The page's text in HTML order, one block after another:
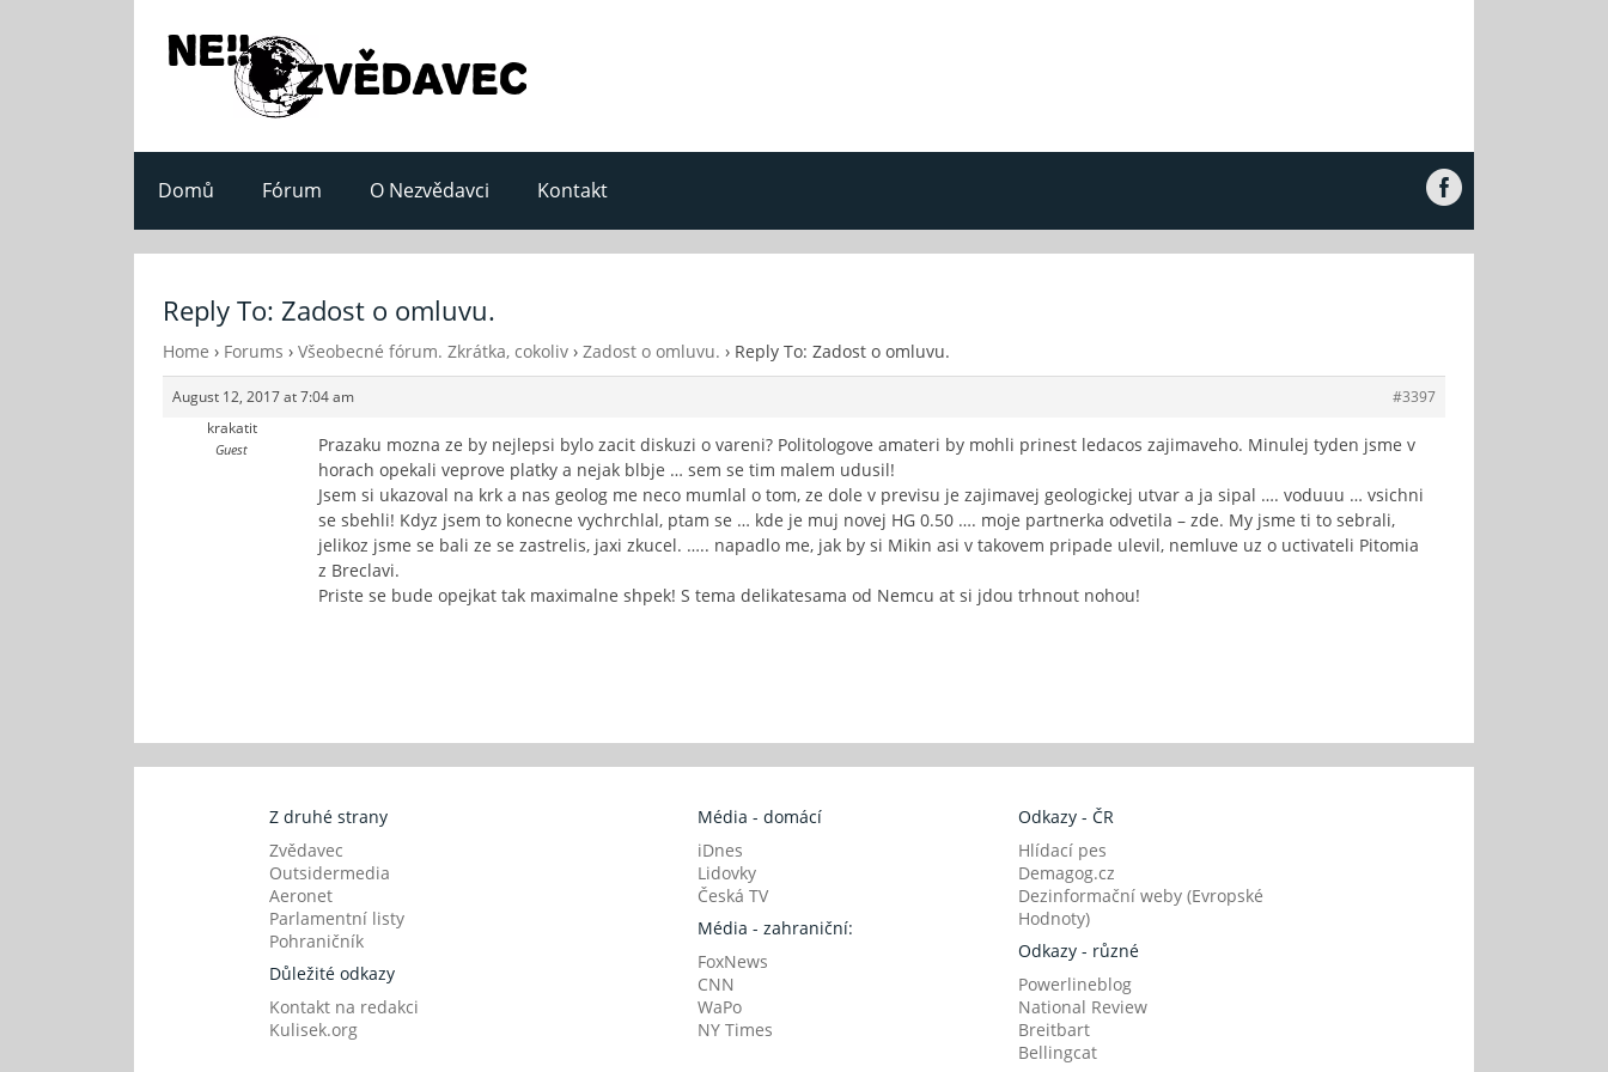
Domů Fórum O Nezvědavci Kontakt
Reply To: Zadost o omluvu.
Home › Forums › Všeobecné fórum. Zkrátka, cokoliv › Zadost o omluvu. › Reply To: Zadost o omluvu.
August 12, 2017 at 7:04 am
#3397
krakatit
Guest
Prazaku mozna ze by nejlepsi bylo zacit diskuzi o vareni? Politologove amateri by mohli prinest ledacos zajimaveho. Minulej tyden jsme v
horach opekali veprove platky a nejak blbje … sem se tim malem udusil!
Jsem si ukazoval na krk a nas geolog me neco mumlal o tom, ze dole v previsu je zajimavej geologickej utvar a ja sipal …. voduuu … vsichni
se sbehli! Kdyz jsem to konecne vychrchlal, ptam se … kde je muj novej HG 0.50 …. moje partnerka odvetila – zde. My jsme ti to sebrali,
jelikoz jsme se bali ze se zastrelis, jaxi zkucel. ….. napadlo me, jak by si Mikin asi v takovem pripade ulevil, nemluve uz o uctivateli Pitomia
z Breclavi.
Priste se bude opejkat tak maximalne shpek! S tema delikatesama od Nemcu at si jdou trhnout nohou!
Z druhé strany
Zvědavec
Outsidermedia
Aeronet
Parlamentní listy
Pohraničník
Důležité odkazy
Kontakt na redakci
Kulisek.org
Média - domácí
iDnes
Lidovky
Česká TV
Média - zahraniční:
FoxNews
CNN
WaPo
NY Times
Odkazy - ČR
Hlídací pes
Demagog.cz
Dezinformační weby (Evropské
Hodnoty)
Odkazy - různé
Powerlineblog
National Review
Breitbart
Bellingcat